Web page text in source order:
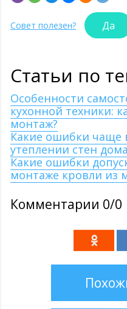
Совет полезен? Да
Статьи по
Особенности
кухонной техники:
монтаж?
Какие ошибки чаще
утеплении стен
Какие ошибки
монтаже кровли из
Комментарии 0/0